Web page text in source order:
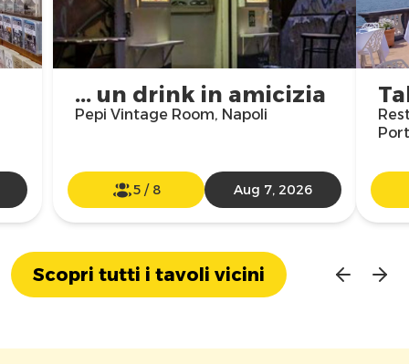
... un drink in amicizia
Pepi Vintage Room, Napoli
5 / 8 Aug 7, 2026
Scopri tutti i tavoli vicini